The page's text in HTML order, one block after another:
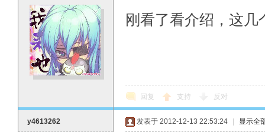
刚看了看介绍，这
回复 支持 反对
y4613262 发表于 2012-12-13 22:53:24 显示全